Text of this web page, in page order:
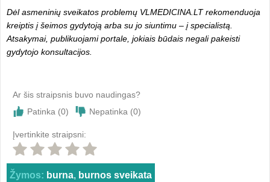
Dėl asmeninių sveikatos problemų VLMEDICINA.LT rekomenduoja
kreiptis į šeimos gydytoją arba su jo siuntimu – į specialistą.
Atsakymai, publikuojami portale, jokiais būdais negali pakeisti
gydytojo konsultacijos.
Ar šis straipsnis buvo naudingas?
Patinka (0) Nepatinka (0)
Įvertinkite straipsni:
Žymos: burna, burnos sveikata